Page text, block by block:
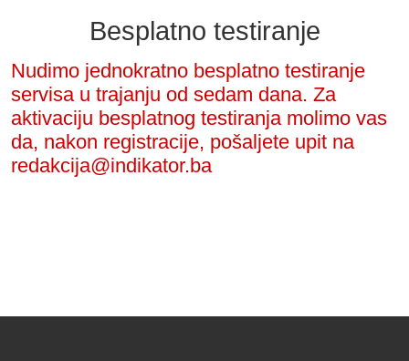
Besplatno testiranje
Nudimo jednokratno besplatno testiranje
servisa u trajanju od sedam dana. Za
aktivaciju besplatnog testiranja molimo vas
da, nakon registracije, pošaljete upit na
redakcija@indikator.ba